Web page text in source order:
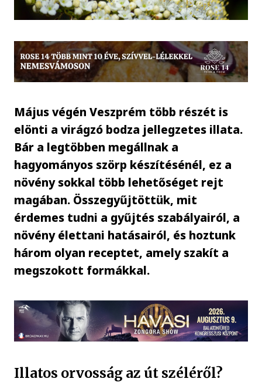
Május végén Veszprém több részét is
elönti a virágzó bodza jellegzetes illata.
Bár a legtöbben megállnak a
hagyományos szörp készítésénél, ez a
növény sokkal több lehetőséget rejt
magában. Összegyűjtöttük, mit
érdemes tudni a gyűjtés szabályairól, a
növény élettani hatásairól, és hoztunk
három olyan receptet, amely szakít a
megszokott formákkal.
Illatos orvosság az út széléről?